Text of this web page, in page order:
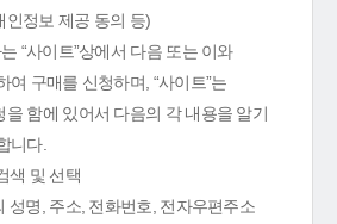
인정보 제공 동의 등)
“사이트”상에서 다음 또는 이와
여 구매를 신청하며, “사이트”는
을 함에 있어서 다음의 각 내용을 알기
니다.
색 및 선택
성명, 주소, 전화번호, 전자우편주소